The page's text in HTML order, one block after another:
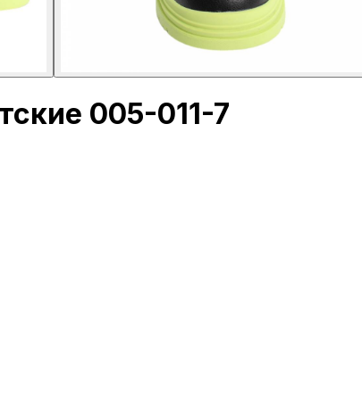
005-011-7